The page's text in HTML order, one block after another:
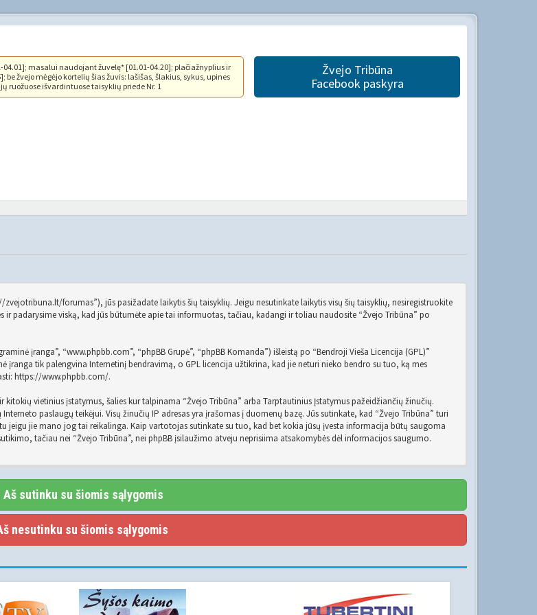
04.01]; masalui naudojant žuvelę* [01.01-04.20]; plačiažnyplius ir
be žvejo mėgėjo kortelių šias žuvis: lašišas, šlakius, sykus, upines
jų ruožuose išvardintuose taisyklių priede Nr. 1
Žvejo Tribūna
Facebook paskyra
forumas”), jūs pasižadate laikytis šių taisyklių. Jeigu nesutinkate laikytis visų šių taisyklių, nesiregistruokite
ir padarysime viską, kad jūs būtumėte apie tai informuotas, tačiau, kadangi ir toliau naudosite “Žvejo Tribūna” po
įranga”, “www.phpbb.com”, “phpBB Grupė”, “phpBB Komanda”) išleistą po “Bendroji Vieša Licencija (GPL)”
įranga tik palengvina Internetinį bendravimą, o GPL licencija užtikrina, kad jie neturi nieko bendro su tuo, ką mes
https://www.phpbb.com/.
vietinius įstatymus, šalies kur talpinama “Žvejo Tribūna” arba Tarptautinius Įstatymus pažeidžiančių žinučių.
paslaugų teikėjui. Visų žinučių IP adresas yra įrašomas į duomenų bazę. Jūs sutinkate, kad “Žvejo Tribūna” turi
jie mano jog tai reikalinga. Kaip vartotojas sutinkate su tuo, kad bet kokia jūsų įvesta informacija būtų saugoma
tačiau nei “Žvejo Tribūna”, nei phpBB įsilaužimo atveju neprisiima atsakomybės dėl informacijos saugumo.
Aš sutinku su šiomis sąlygomis
nesutinku su šiomis sąlygomis